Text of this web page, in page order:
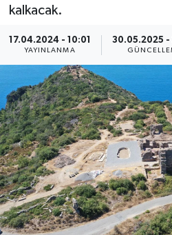
kalkacak.
17.04.2024 - 10:01
YAYINLANMA
30.05.2025 -
Haber Kuşakları
Haberler
KANALV Spor
Kültür Sanat
Magazin
Öğle Bülteni
Sağlık